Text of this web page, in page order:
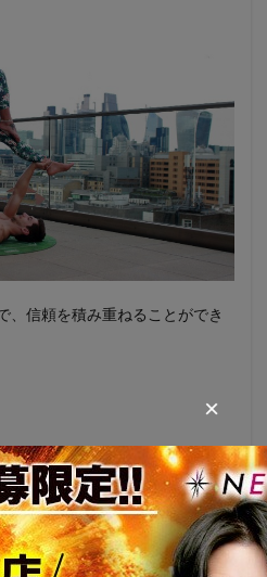
×
、信頼を積み重ねることができ
の積み重ねが必要です。
ず、自分から行動しましょう。